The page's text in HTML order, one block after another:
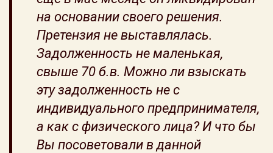
на основании своего решения.
Претензия не выставлялась.
Задолженность не маленькая,
свыше 70 б.в. Можно ли взыскать
эту задолженность не с
индивидуального предпринимателя,
а как с физического лица? И что бы
Вы посоветовали в данной